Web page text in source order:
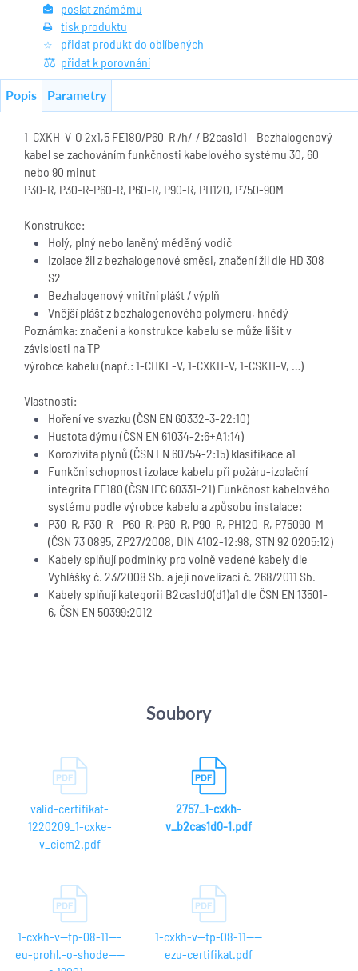
poslat známému
tisk produktu
přidat produkt do oblíbených
přidat k porovnání
Popis Parametry
1-CXKH-V-O 2x1,5 FE180/P60-R /h/-/ B2cas1d1 - Bezhalogenový
kabel se zachováním funkčnosti kabelového systému 30, 60
nebo 90 minut
P30-R, P30-R-P60-R, P60-R, P90-R, PH120, P750-90M
Konstrukce:
Holý, plný nebo laněný měděný vodič
Izolace žil z bezhalogenové směsi, značení žil dle HD 308
S2
Bezhalogenový vnitřní plášt / výplň
Vnější plášt z bezhalogenového polymeru, hnědý
Poznámka: značení a konstrukce kabelu se může lišit v
závislosti na TP
výrobce kabelu (např.: 1-CHKE-V, 1-CXKH-V, 1-CSKH-V, …)
Vlastnosti:
Hoření ve svazku (ČSN EN 60332-3-22:10)
Hustota dýmu (ČSN EN 61034-2:6+A1:14)
Korozivita plynů (ČSN EN 60754-2:15) klasifikace a1
Funkční schopnost izolace kabelu při požáru-izolační
integrita FE180 (ČSN IEC 60331-21) Funkčnost kabelového
systému podle výrobce kabelu a způsobu instalace:
P30-R, P30-R - P60-R, P60-R, P90-R, PH120-R, P75090-M
(ČSN 73 0895, ZP27/2008, DIN 4102-12:98, STN 92 0205:12)
Kabely splňují podmínky pro volně vedené kabely dle
Vyhlášky č. 23/2008 Sb. a její novelizaci č. 268/2011 Sb.
Kabely splňují kategorii B2cas1d0(d1)a1 dle ČSN EN 13501-
6, ČSN EN 50399:2012
Soubory
valid-certifikat-
1220209_1-cxke-
v_cicm2.pdf
2757_1-cxkh-
v_b2cas1d0-1.pdf
1-cxkh-v--tp-08-11---
eu-prohl.-o-shode----
1-cxkh-v--tp-08-11----
ezu-certifikat.pdf